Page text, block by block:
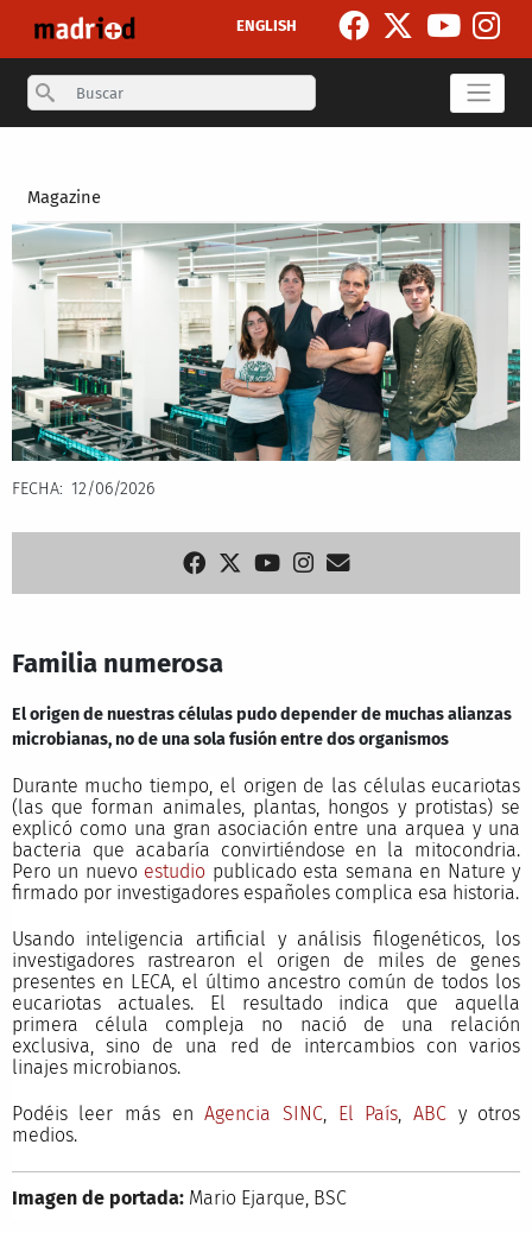
ENGLISH
Search
Magazine
FECHA 12/06/2026
Familia numerosa
El origen de nuestras células pudo depender de muchas alianzas
microbianas, no de una sola fusión entre dos organismos
Durante mucho tiempo, el origen de las células eucariotas
(las que forman animales, plantas, hongos y protistas) se
explicó como una gran asociación entre una arquea y una
bacteria que acabaría convirtiéndose en la mitocondria.
Pero un nuevo estudio publicado esta semana en Nature y
firmado por investigadores españoles complica esa historia.
Usando inteligencia artificial y análisis filogenéticos, los
investigadores rastrearon el origen de miles de genes
presentes en LECA, el último ancestro común de todos los
eucariotas actuales. El resultado indica que aquella
primera célula compleja no nació de una relación
exclusiva, sino de una red de intercambios con varios
linajes microbianos.
Podéis leer más enAgencia SINC, El País, ABCy otros
medios.
Imagen de portada:Mario Ejarque, BSC